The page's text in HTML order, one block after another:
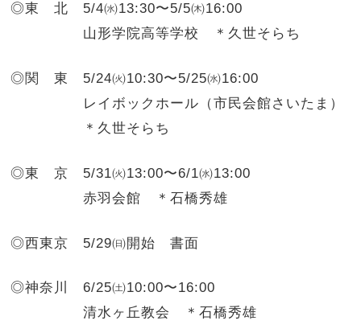
◎東 北 5/4㈬13:30〜5/5㈭16:00
山形学院高等学校 ＊久世そらち
◎関 東
5/24㈫10:30〜5/25㈬16:00
レイボックホール（市民会館さいたま）
＊久世そらち
◎東 京 5/31㈫13:00〜6/1㈬13:00
赤羽会館 ＊石橋秀雄
◎西東京 5/29㈰開始 書面
◎神奈川
6/25㈯10:00〜16:00
清水ヶ丘教会 ＊石橋秀雄